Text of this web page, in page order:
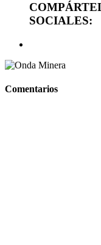
SOCIALES:
Comentarios